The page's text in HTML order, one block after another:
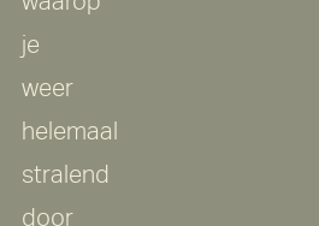
je
weer
helemaal
stralend
door